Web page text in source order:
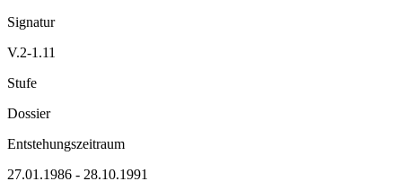
Signatur
V.2-1.11
Stufe
Dossier
Entstehungszeitraum
27.01.1986 - 28.10.1991